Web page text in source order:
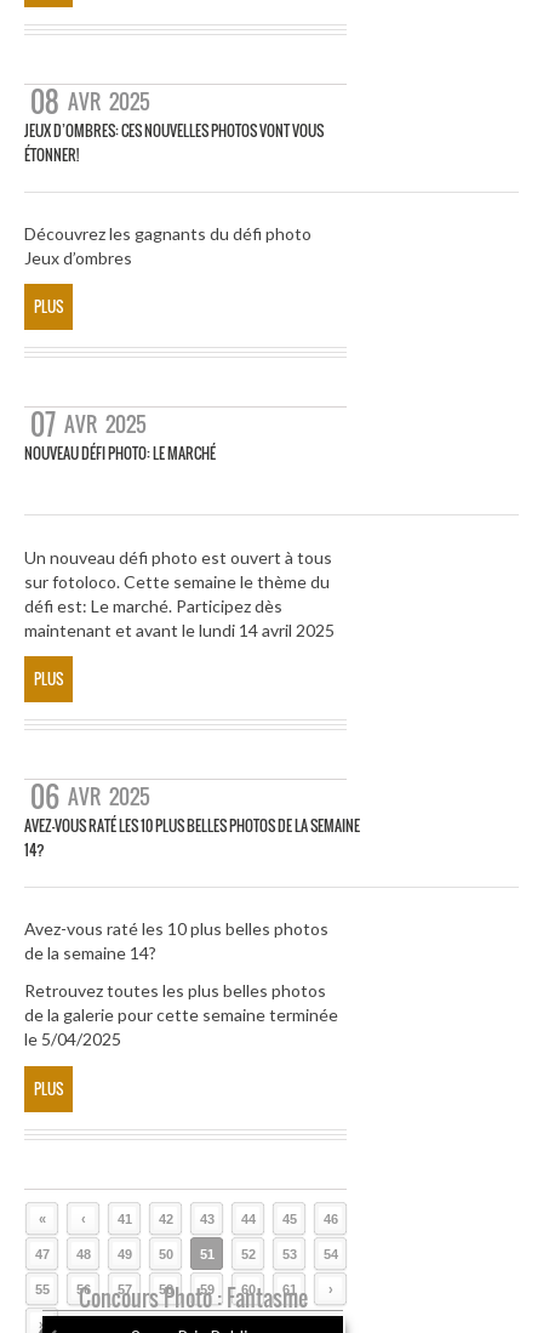
08 AVR 2025
JEUX D’OMBRES: CES NOUVELLES PHOTOS VONT VOUS
ÉTONNER!
Découvrez les gagnants du défi photo
Jeux d’ombres
PLUS
07 AVR 2025
NOUVEAU DÉFI PHOTO: LE MARCHÉ
Un nouveau défi photo est ouvert à tous
sur fotoloco. Cette semaine le thème du
défi est: Le marché. Participez dès
maintenant et avant le lundi 14 avril 2025
PLUS
06 AVR 2025
AVEZ-VOUS RATÉ LES 10 PLUS BELLES PHOTOS DE LA SEMAINE
14?
Avez-vous raté les 10 plus belles photos
de la semaine 14?
Retrouvez toutes les plus belles photos
de la galerie pour cette semaine terminée
le 5/04/2025
PLUS
« ‹ 41 42 43 44 45 46
47 48 49 50 51 52 53 54
55 56 57 58 59 60 61 ›
»
Concours Photo : Fantasme